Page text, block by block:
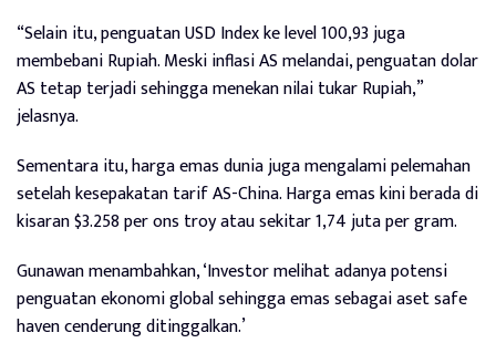
“Selain itu, penguatan USD Index ke level 100,93 juga
membebani Rupiah. Meski inflasi AS melandai, penguatan dolar
AS tetap terjadi sehingga menekan nilai tukar Rupiah,”
jelasnya.
Sementara itu, harga emas dunia juga mengalami pelemahan
setelah kesepakatan tarif AS-China. Harga emas kini berada di
kisaran $3.258 per ons troy atau sekitar 1,74 juta per gram.
Gunawan menambahkan, ‘Investor melihat adanya potensi
penguatan ekonomi global sehingga emas sebagai aset safe
haven cenderung ditinggalkan.’